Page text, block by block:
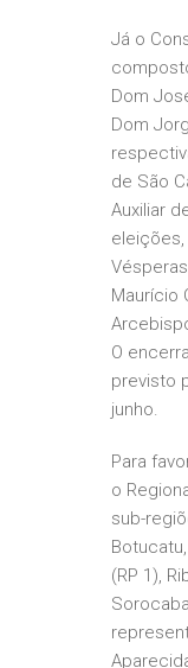
Já o
Dom
Dom
de São
Auxiliar
Maurício
O
previsto
junho.
Para
o
sub-
(RP 1),